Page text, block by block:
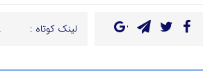
لینک کوتاه :